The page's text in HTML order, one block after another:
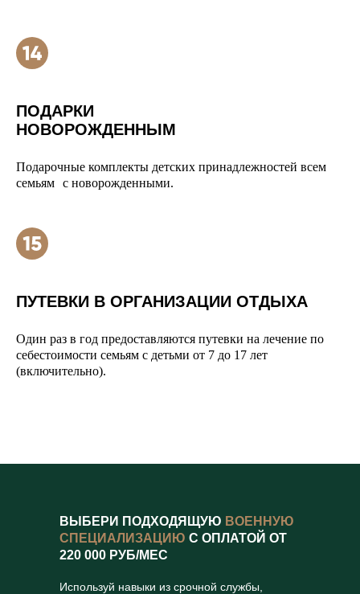
ПОДАРКИ
НОВОРОЖДЕННЫМ
Подарочные комплекты детских принадлежностей всем
семьям с новорожденными.
ПУТЕВКИ В ОРГАНИЗАЦИИ ОТДЫХА
Один раз в год предоставляются путевки на лечение по
себестоимости семьям с детьми от 7 до 17 лет
(включительно).
ВЫБЕРИ ПОДХОДЯЩУЮ ВОЕННУЮ
СПЕЦИАЛИЗАЦИЮ С ОПЛАТОЙ ОТ
220 000 РУБ/МЕС
Используй навыки из срочной службы,